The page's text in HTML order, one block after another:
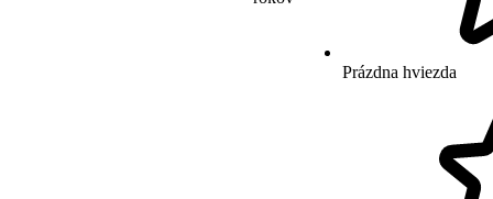
Prázdna hviezda